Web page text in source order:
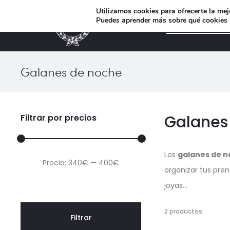
MUEBLES DE DISEÑO
Galanes de noche
Los galanes de
organizar tus
joyas…
2 productos
Filtrar por precios
Precio
Precio
Filtrar
Precio: 340€ — 400€
Utilizamos cookies para ofrecerte la
Puedes aprender más sobre qué